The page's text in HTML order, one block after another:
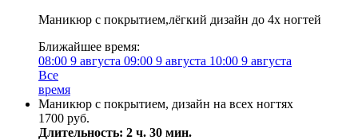
Маникюр с покрытием,лёгкий дизайн до 4х ногтей
Ближайшее время:
08:00 9 августа 09:00 9 августа 10:00 9 августа
Все
время
Маникюр с покрытием, дизайн на всех ногтях
1700 руб.
Длительность: 2 ч. 30 мин.